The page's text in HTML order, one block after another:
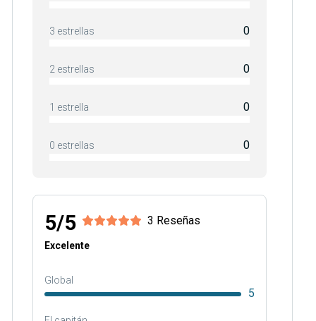
3 estrellas 0
2 estrellas 0
1 estrella 0
0 estrellas 0
5/5 3 Reseñas
Excelente
Global
5